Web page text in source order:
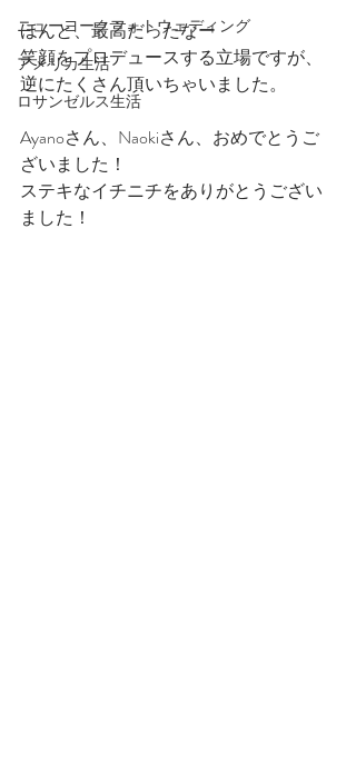
ニューヨークフォトウェディング
アメリカ生活
ロサンゼルス生活
ほんと、最高だったなー
笑顔をプロデュースする立場ですが、
逆にたくさん頂いちゃいました。
Ayanoさん、Naokiさん、おめでとうご
ざいました！
ステキなイチニチをありがとうござい
ました！